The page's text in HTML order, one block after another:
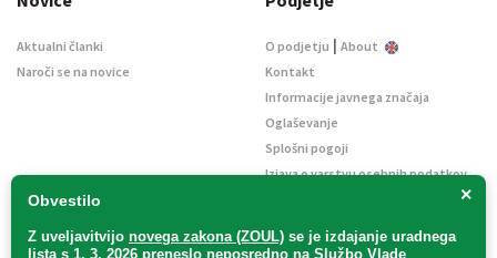
×
Obvestilo
Z uveljavitvijo novega zakona (ZOUL) se je izdajanje uradnega
lista s 1. 3. 2026 preneslo neposredno na Službo Vlade
Aktualni članki
Naroči se na novice
O podjetju | About
Kontakt
Informacije javnega značaja
Oglaševanje
Splošni pogoji
Izjava o varstvu osebnih podatkov